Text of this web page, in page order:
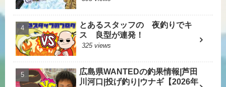
とあるスタッフの 夜釣りでキ
ス 良型が連発！
325 views
広島県WANTEDの釣果情報|芦田
川河口|投げ釣り|ウナギ【2026年